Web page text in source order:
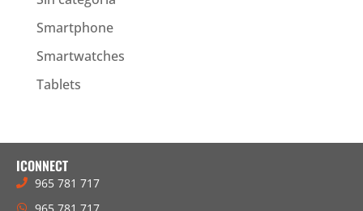
Smartphone
Smartwatches
Tablets
ICONNECT
965 781 717
965 781 717